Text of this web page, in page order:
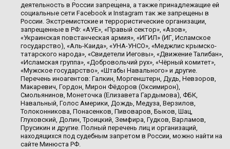
деятельность в России запрещена, а также принадлежащие ей
социальные сети Facebook и Instagram так же запрещены в
России. Экстремистские и террористические организации,
запрещенные в РФ: «АУЕ», «Правый сектор», «Азов»,
«Украинская повстанческая армия», «ИГИЛ» (ИГ, Исламское
государство), «Аль-Каида», «УНА-УНСО», «Меджлис крымско-
татарского народа», «Свидетели Иеговы», «Движение Талибан»,
«Исламская группа», «Добровольчий рух», «Чёрный комитет»,
«Мужское государство», «Штабы Навального» и другие.
Перечень иноагентов: Галкин, Моргенштерн, Дудь, Невзоров,
Макаревич, Гордон, Мирон Фёдоров (Оксимирон),
Смольянинов, Монеточка (Елизавета Гардымова), ФБК,
Навальный, Голос Америки, Дождь, Медуза, Верзилов,
Толоконникова, Понасенков, Пивоваров, Быков, Шац,
Глуховский, Долин, Троицкий, Земфира, Гудков, Варламов,
Прусикин и другие. Полный перечень лиц и организаций,
находящихся под судебным запретом в России, можно найти на
сайте Минюста РФ.